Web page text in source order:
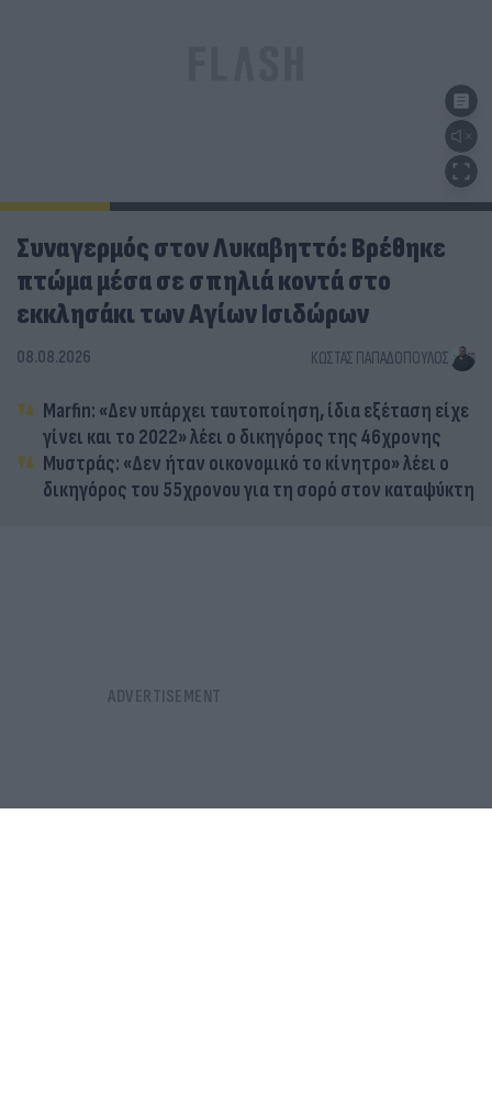
Συναγερμός στον Λυκαβηττό: Βρέθηκε
πτώμα μέσα σε σπηλιά κοντά στο
εκκλησάκι των Αγίων Ισιδώρων
08.08.2026 ΚΏΣΤΑΣ ΠΑΠΑΔΌΠΟΥΛΟΣ
Marfin: «Δεν υπάρχει ταυτοποίηση, ίδια εξέταση είχε
γίνει και το 2022» λέει ο δικηγόρος της 46χρονης
Μυστράς: «Δεν ήταν οικονομικό το κίνητρο» λέει ο
δικηγόρος του 55χρονου για τη σορό στον καταψύκτη